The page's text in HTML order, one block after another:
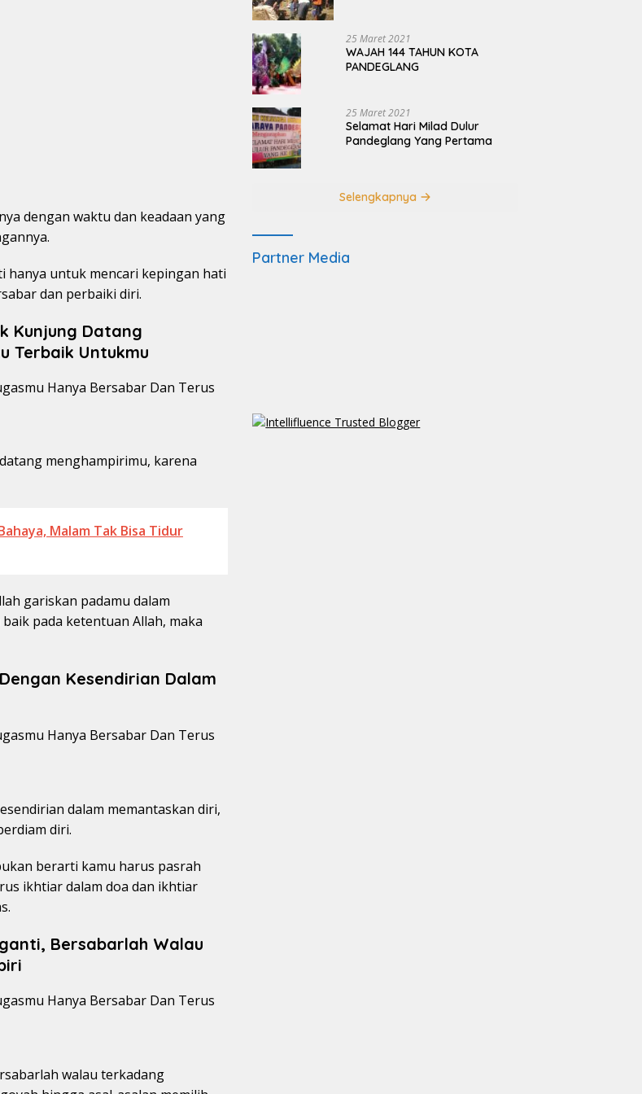
dengan waktu dan keadaan yang
hanya untuk mencari kepingan hati
dan perbaiki diri.
Kunjung Datang
Terbaik Untukmu
menghampirimu, karena
Malam Tak Bisa Tidur
gariskan padamu dalam
pada ketentuan Allah, maka
Kesendirian Dalam
dalam memantaskan diri,
diri.
berarti kamu harus pasrah
ikhtiar dalam doa dan ikhtiar
Bersabarlah Walau
walau terkadang
25 Maret 2021
WAJAH 144 TAHUN KOTA
PANDEGLANG
25 Maret 2021
Selamat Hari Milad Dulur
Pandeglang Yang Pertama
Selengkapnya
Partner Media